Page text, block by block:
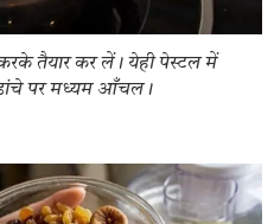
तैयार कर लें। येही पेस्टल में
पर मध्यम आँचल।